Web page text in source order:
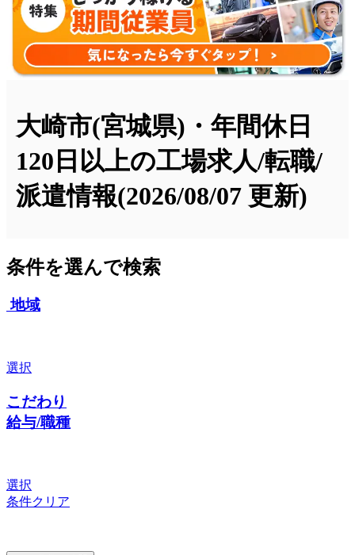
大崎市(宮城県)・年間休日
120日以上の工場求人/転職/
派遣情報(2026/08/07 更新)
条件を選んで検索
地域
選択
こだわり
給与/職種
選択
条件クリア